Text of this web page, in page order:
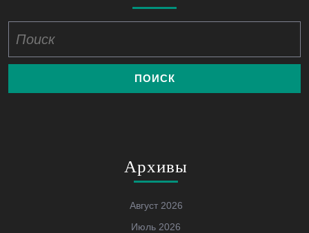
Архивы
Август 2026
Июль 2026